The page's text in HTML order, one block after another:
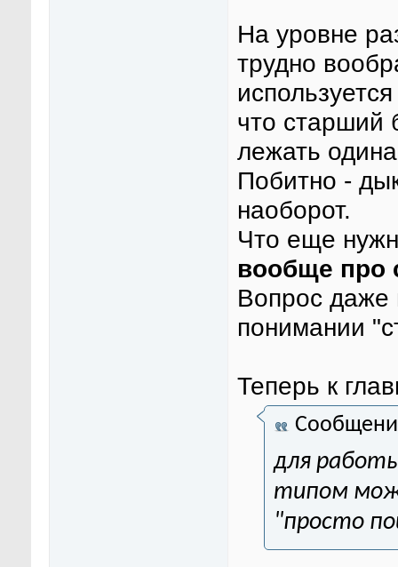
На уровне
трудно
что старший
лежать
Побитно -
наоборот.
Что еще
вообще про
Вопрос даже
понимании
Теперь к
для
типом
"просто